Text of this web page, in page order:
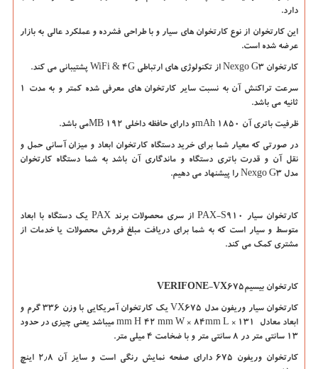
دارد.
این کارتخوان از نوع کارتخوان های سیار و با طراحی فشرده و عملکرد عالی به بازار
عرضه شده است.
کارتخوان Nexgo G3 از تکنولوژی های ارتباطی WiFi & 4G پشتیبانی می کند.
سرعت تراکنش آن به نسبت سایر کارتخوان های معرفی شده کمتر و به مدت ۱
ثانیه می باشد.
ظرفیت باتری آن ۱۸۵۰ mAhو دارای حافظه داخلی ۱۹۲ MBمی باشد.
در صورتی که معیار شما برای خرید دستگاه کارتخوان ابعاد و میزان آسانی حمل و
نقل آن و قدرت باتری دستگاه و ماندگاری آن باشد به شما دستگاه کارتخوان
مدل Nexgo G3 را پیشنهاد می دهیم.
کارتخوان سیارPAX-S910 از سری محصولات برند PAXیک دستگاه با ابعاد
متوسط و سیار است که به شما برای دریافت مبلغ فروش محصولات یا خدمات از
مشتری کمک می کند.
کارتخوان بیسیمVERIFONE-VX675
کارتخوان سیار وریفون مدل VX675
یک کارتخوان آمریکایی با وزن ۳۳۶ گرم و
ابعاد معادل ۱۳۱
mm L ×۸۴ mm W × ۴۲ mm Hمیباشد یعنی چیزی در حدود
۱۳ سانتی متر در ۸ سانتی متر و با ضخامت ۴ میلی متر.
کارتخوان وریفون ۶۷۵ دارای صفحه نمایش رنگی است و سایز آن ۲٫۸ اینچ